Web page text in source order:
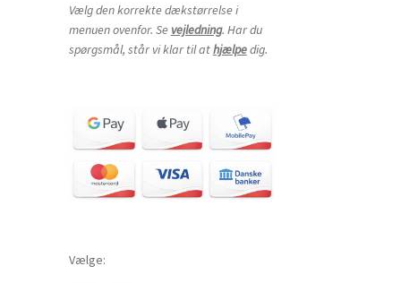
Vælg den korrekte dækstørrelse i
menuen ovenfor. Se vejledning. Har du
spørgsmål, står vi klar til athjælpedig.
Vælge: